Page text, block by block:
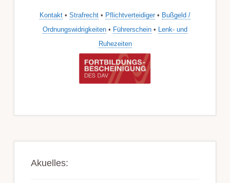
Kontakt • Strafrecht • Pflichtverteidiger • Bußgeld /
Ordnungswidrigkeiten • Führerschein • Lenk- und
Ruhezeiten
Akuelles: